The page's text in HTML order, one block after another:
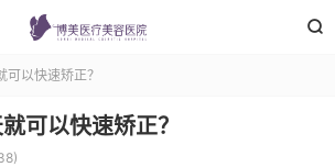

可以快速矫正？
可以快速矫正？